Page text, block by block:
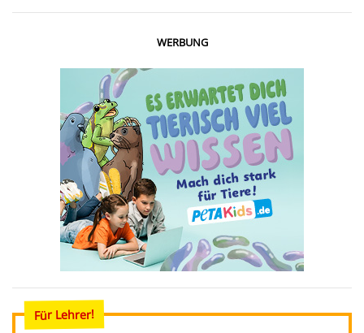
WERBUNG
Für Lehrer!